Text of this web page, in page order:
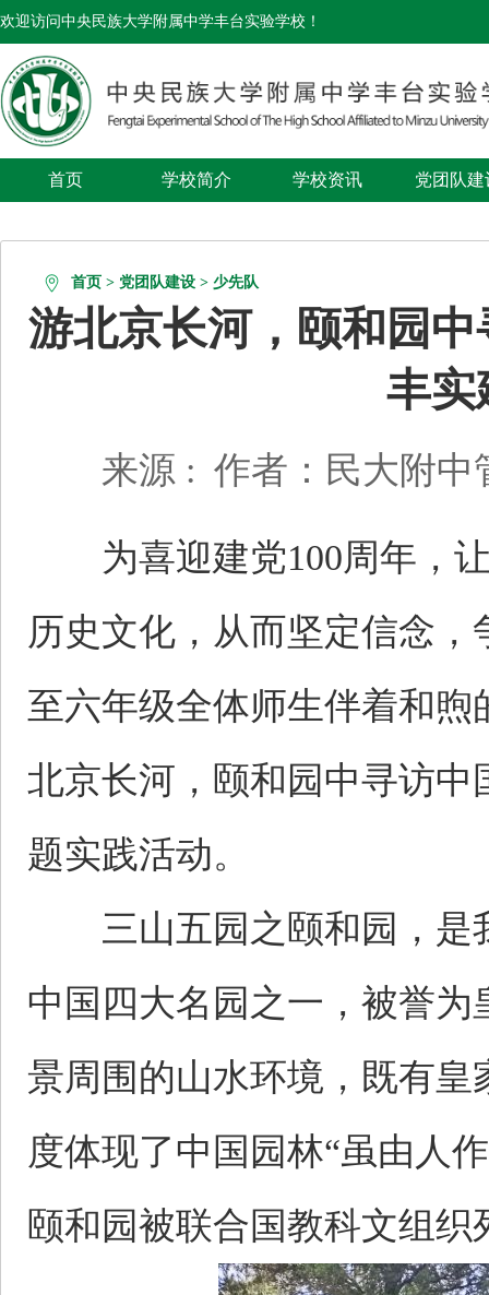
欢迎访问中央民族大学附属中学丰台实验学校！
首页 学校简介 学校资讯 党团队建
首页 > 党团队建设 > 少先队
游北京长河，颐和园
丰实
来源 : 作者：民大附中
为喜迎建党100周年，让
历史文化，从而坚定信念
至六年级全体师生伴着和煦
北京长河，颐和园中寻访中
题实践活动。
三山五园之颐和园，是
中国四大名园之一，被誉
景周围的山水环境，既有
度体现了中国园林“虽由人
颐和园被联合国教科文组